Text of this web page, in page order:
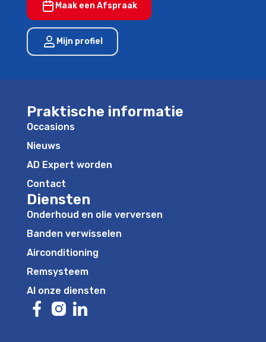
Maak een Afspraak
Mijn profiel
Praktische informatie
Occasions
Nieuws
AD Expert worden
Contact
Diensten
Onderhoud en olie verversen
Banden verwisselen
Airconditioning
Remsysteem
Al onze diensten